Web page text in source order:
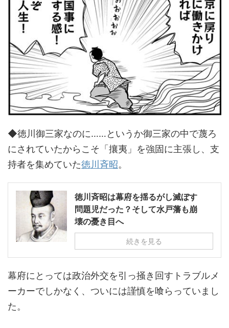
◆徳川御三家なのに……というか御三家の中で蔑ろ
にされていたからこそ「攘夷」を強固に主張し、支
持者を集めていた徳川斉昭。
徳川斉昭は幕府を揺るがし滅ぼす
問題児だった？そして水戸藩も崩
壊の憂き目へ
続きを見る
幕府にとっては政治外交を引っ掻き回すトラブルメ
ーカーでしかなく、ついには謹慎を喰らっていまし
た。